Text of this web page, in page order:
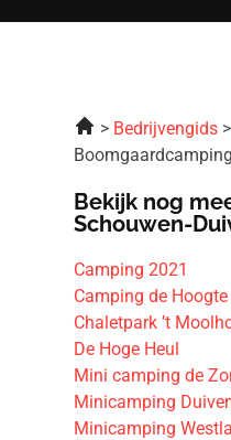
Bedrijvengids
Bekijk nog
Schouwen-
Camping 2021
Camping de Hoogte
Chaletpark ’t
De Hoge Heul
Mini camping de
Minicamping
Minicamping